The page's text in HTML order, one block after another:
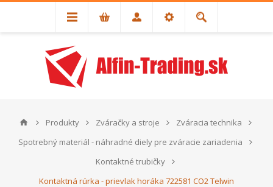
Produkty Zváračky a stroje
Zváracia technika
Spotrebný materiál - náhradné diely pre zváracie zariadenia
Kontaktné trubičky
Kontaktná rúrka - prievlak horáka 722581 CO2 Telwin